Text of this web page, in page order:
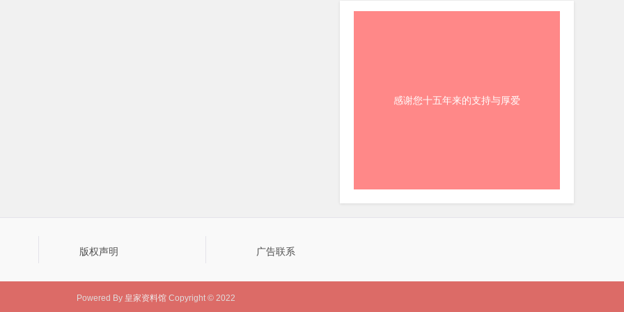
感谢您十五年来的支持与厚爱
版权声明 广告联系
Powered By 皇家资料馆 Copyright © 2022